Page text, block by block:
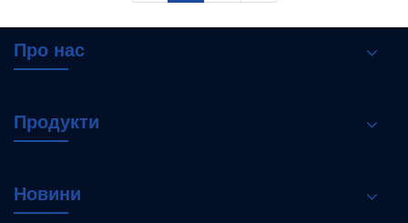
Про нас
Продукти
Новини